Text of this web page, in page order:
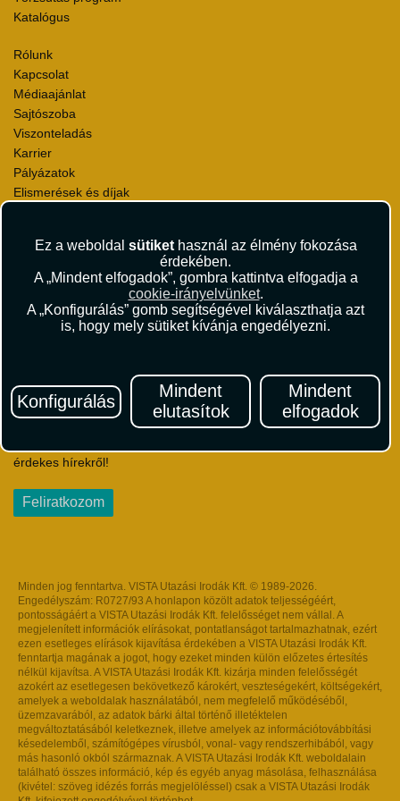
Ez a weboldal sütikethasznál az élmény fokozása
érdekében.
A „Mindent elfogadok”, gombra kattintva elfogadja a
cookie-irányelvünket.
A „Konfigurálás” gomb segítségével kiválaszthatja azt
is, hogy mely sütiket kívánja engedélyezni.
Konfigurálás
Mindent
elutasítok
Mindent
elfogadok
Katalógus
Rólunk
Kapcsolat
Médiaajánlat
Sajtószoba
Viszonteladás
Karrier
Pályázatok
Elismerések és díjak
Utazási Csomag Szerződési Feltételek
Útlemondás-biztosítás Szerződési Feltételek
Utasbiztosítás Szerződési Feltételek
Repülőjegy Szerződési Feltételek
Adatvédelem
Hírlevél
Iratkozzon fel Magyarország egyik legszínesebb utazási
érdekes hírekről!
Feliratkozom
Minden jog fenntartva. VISTA Utazási Irodák Kft. © 1989-2026.
Engedélyszám: R0727/93 A honlapon közölt adatok teljességéért,
pontosságáért a VISTA Utazási Irodák Kft. felelősséget nem vállal. A
megjelenített információk elírásokat, pontatlanságot tartalmazhatnak, ezért
ezen esetleges elírások kijavítása érdekében a VISTA Utazási Irodák Kft.
fenntartja magának a jogot, hogy ezeket minden külön előzetes értesítés
nélkül kijavítsa. A VISTA Utazási Irodák Kft. kizárja minden felelősségét
azokért az esetlegesen bekövetkező károkért, veszteségekért, költségekért,
amelyek a weboldalak használatából, nem megfelelő működéséből,
üzemzavarából, az adatok bárki által történő illetéktelen
megváltoztatásából keletkeznek, illetve amelyek az információtovábbítási
késedelemből, számítógépes vírusból, vonal- vagy rendszerhibából, vagy
más hasonló okból származnak. A VISTA Utazási Irodák Kft. weboldalain
található összes információ, kép és egyéb anyag másolása, felhasználása
(kivétel: szöveg idézés forrás megjelöléssel) csak a VISTA Utazási Irodák